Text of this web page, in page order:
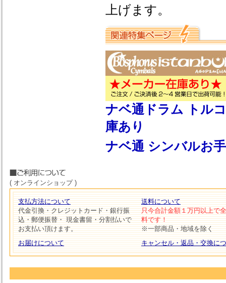
上げます。
ナベ通ドラム トル
庫あり
ナベ通 シンバルお
( オンラインショップ )
支払方法について
代金引換・クレジットカード・銀行振
込・郵便振替・ 現金書留・分割払いで
お支払い頂けます。
お届けについて
送料について
只今合計金額１万円以上で
料です！
※一部商品・地域を除く
キャンセル・返品・交換に